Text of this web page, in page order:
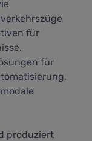
für
für
produziert